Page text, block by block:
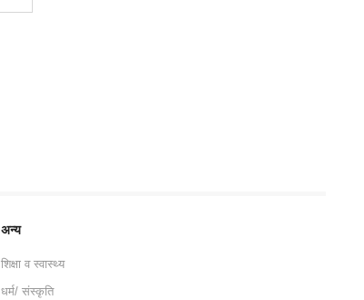
अन्य
शिक्षा व स्वास्थ्य
धर्म/ संस्कृति